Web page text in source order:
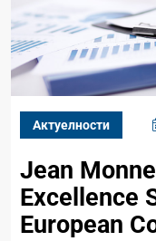
Актуелности
Jean
Excellence
European